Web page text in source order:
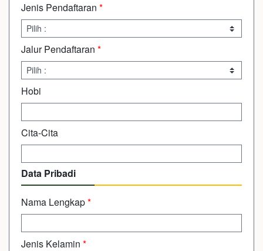
Jenis Pendaftaran *
Jalur Pendaftaran *
Hobi
Cita-Cita
Data Pribadi
Nama Lengkap*
Jenis Kelamin *